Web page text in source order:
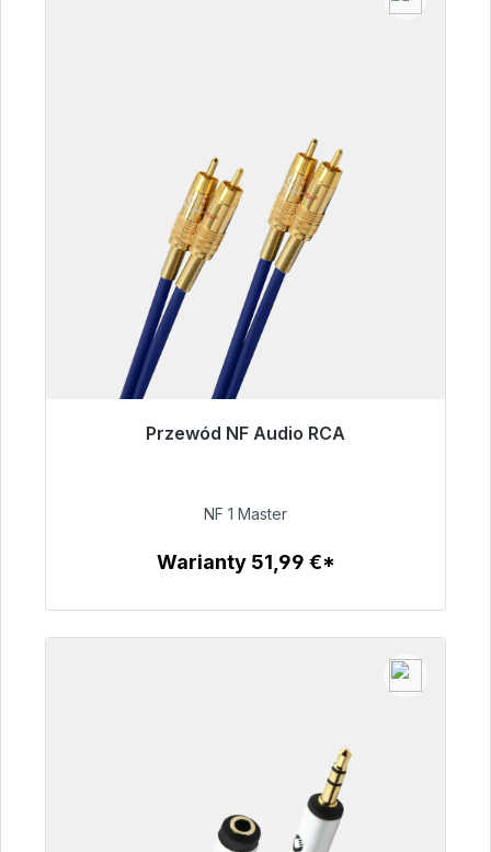
Przewód NF Audio RCA
Gotowy do natychmiastowej wysyłki, czas
99,00 €
NF 1 Master
Warianty 51,99 €*